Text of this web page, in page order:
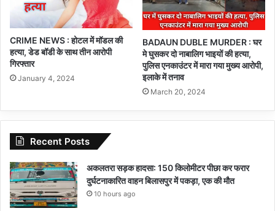
CRIME NEWS : होटल में मॉडल की
हत्या, डेड बॉडी के साथ तीन आरोपी
गिरफ्तार
January 4, 2024
BADAUN DUBLE MURDER : घर
मे घुसकर दो नाबालिग भाइयों की हत्या,
पुलिस एनकाउंटर में मारा गया मुख्य आरोपी,
इलाके में तनाव
March 20, 2024
Recent Posts
अकलतरा सड़क हादसा: 150 किलोमीटर पीछा कर फरार
दुर्घटनाकारित वाहन बिलासपुर में पकड़ा, एक की मौत
10 hours ago